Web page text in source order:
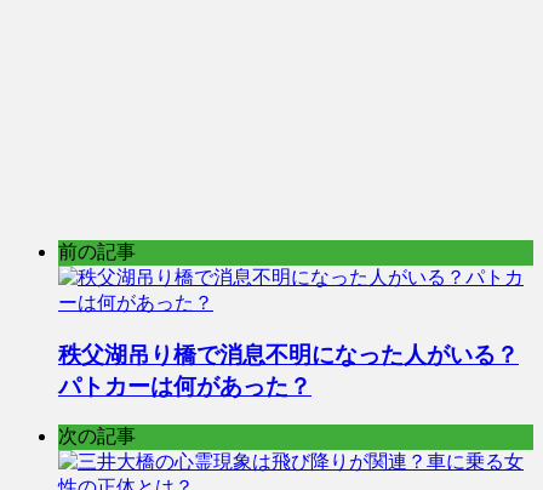
前の記事
秩父湖吊り橋で消息不明になった人がいる？
パトカーは何があった？
次の記事